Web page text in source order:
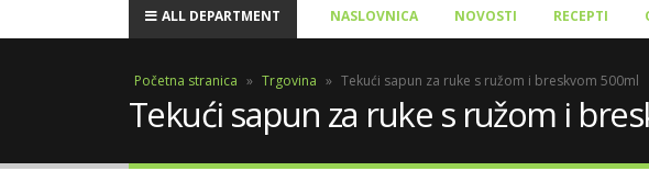
ALL DEPARTMENT NASLOVNICA NOVOSTI RECEPTI
Početna stranica » Trgovina » Tekući sapun za ruke s ružom i breskvom 500ml
Tekući sapun za ruke s ružom i